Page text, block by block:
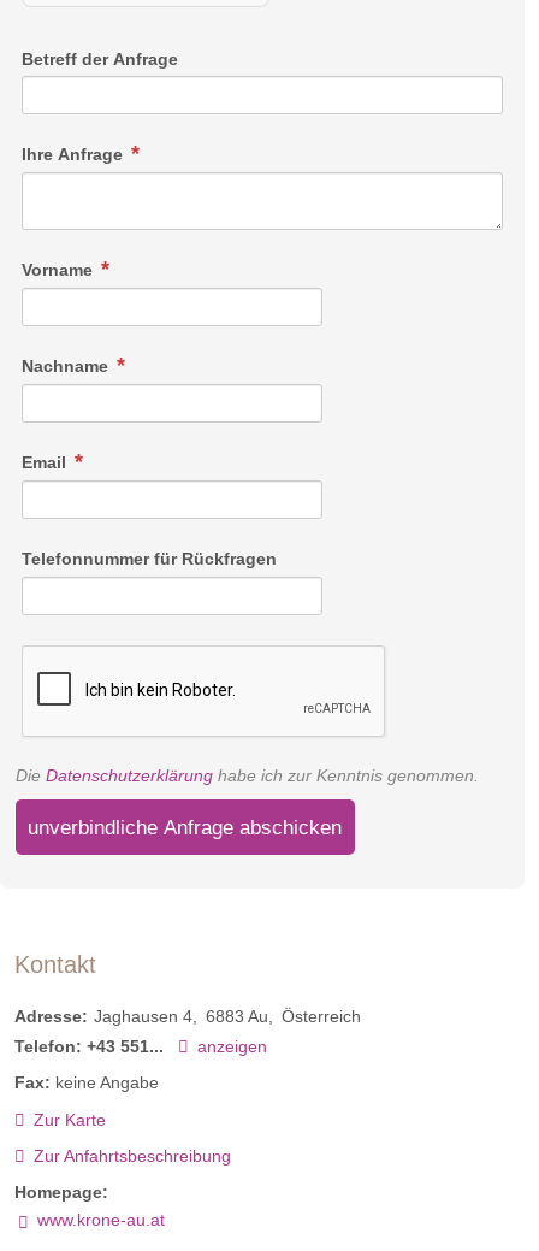
auf die Berge. Genießen Sie unsere modernen,
Möblierung aus der Region.
Betreff der Anfrage
Ihre Anfrage
Vorname
Nachname
Email
Telefonnummer für Rückfragen
Die Datenschutzerklärung habe ich zur Kenntnis genommen.
unverbindliche Anfrage abschicken
Kontakt
Adresse: Jaghausen 4 6883 Au
Österreich
Telefon: +43 551...
anzeigen
Fax: keine Angabe
Zur Karte
Zur Anfahrtsbeschreibung
Homepage:
www.krone-au.at